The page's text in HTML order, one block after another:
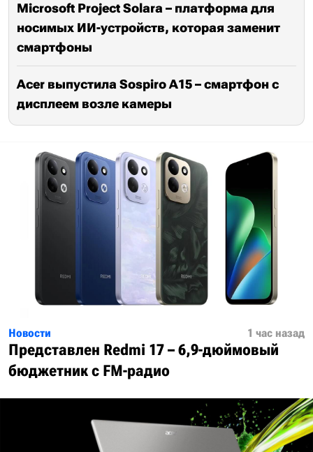
Microsoft Project Solara – платформа для
носимых ИИ-устройств, которая заменит
смартфоны
Acer выпустила Sospiro A15 – смартфон с
дисплеем возле камеры
Новости 1 час назад
Представлен Redmi 17 – 6,9-дюймовый
бюджетник с FM-радио